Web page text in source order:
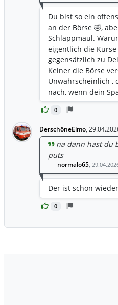
0
Du bist so ein
an der Börse 🤣,
Schlappmaul.
eigentlich die Kurse
gegensätzlich zu
Keiner die Börse
Unwahrscheinlich ,
nach, wenn dein
ausreicht
DerschöneElmo,
0
na dann hast du
puts
normalo65,
Der ist schon